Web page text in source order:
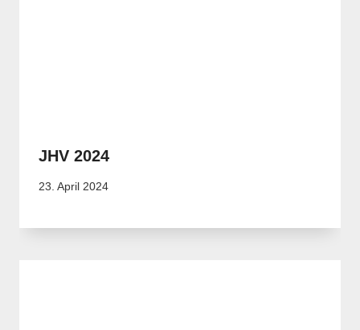
JHV 2024
23. April 2024